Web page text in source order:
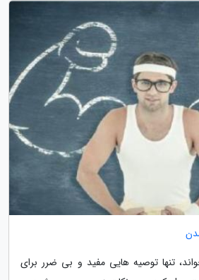
تنها توصیه هایی مفید و بی ضرر برای